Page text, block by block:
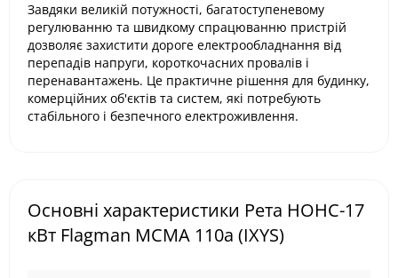
Завдяки великій потужності, багатоступеневому
регулюванню та швидкому спрацюванню пристрій
дозволяє захистити дороге електрообладнання від
перепадів напруги, короткочасних провалів і
перенавантажень. Це практичне рішення для будинку,
комерційних об'єктів та систем, які потребують
стабільного і безпечного електроживлення.
Основні характеристики Рета НОНС-17
кВт Flagman MCMA 110a (IXYS)